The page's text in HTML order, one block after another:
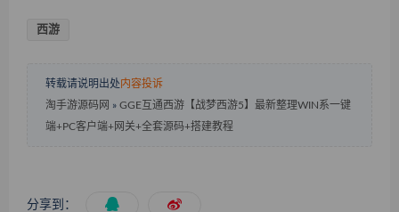
西游
转载请说明出处 内容投诉
淘手游源码网 » GGE互通西游【战梦西游5】最新整理WIN系一键
端+PC客户端+网关+全套源码+搭建教程
分享到：